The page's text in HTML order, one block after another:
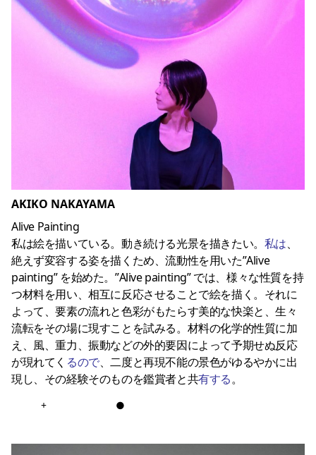
AKIKO NAKAYAMA
Alive Painting
私は絵を描いている。動き続ける光景を描きたい。 私は、
絶えず変容する姿を描くため、流動性を用いた”Alive
painting” を始めた。”Alive painting” では、様々な性質を持
つ材料を用い、相互に反応させることで絵を描く。それに
よって、要素の流れと色彩がもたらす美的な快楽と、生々
流転をその場に現すことを試みる。材料の化学的性質に加
え、風、重力、振動などの外的要因によって予期せぬ反応
が現れてく るので、二度と再現不能の景色がゆるやかに出
現し、その経験そのものを鑑賞者と共有する。
+ ●